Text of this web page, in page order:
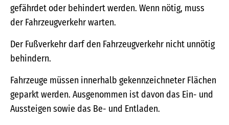
gefährdet oder behindert werden. Wenn nötig, muss
der Fahrzeugverkehr warten.
Der Fußverkehr darf den Fahrzeugverkehr nicht unnötig
behindern.
Fahrzeuge müssen innerhalb gekennzeichneter Flächen
geparkt werden. Ausgenommen ist davon das Ein- und
Aussteigen sowie das Be- und Entladen.